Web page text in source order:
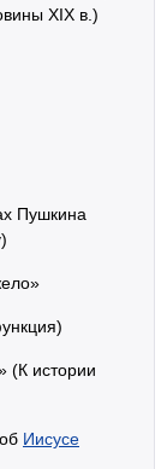
XIX в.)
Пушкина
(К истории
Иисусе